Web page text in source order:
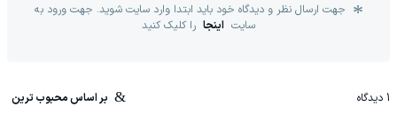
جهت ارسال نظر و دیدگاه خود باید ابتدا وارد سایت شوید. جهت ورود به
سایت اینجا را کلیک کنید
1 دیدگاه بر اساس محبوب ترین